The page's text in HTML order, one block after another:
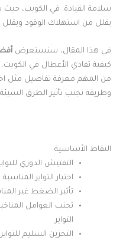
سلامة القيادة. في الكويت، حيث
يقلل من استهلاك الوقود ويقلل
في هذا المقال، سنستعرض أفضل 6 إرشادات
كيفية تفادي الأعطال في
من المهم معرفة تفاصيل مثل
وطريقة تجنب تأثير الطرق
النقاط الأساسية
التفتيش الدوري
اختيار التواير
تأثير الضغط غير
تجنب العوامل
التواير.
التخزين السليم